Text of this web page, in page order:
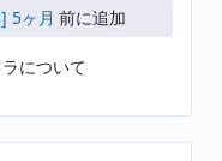
5ヶ月 前に追加
について